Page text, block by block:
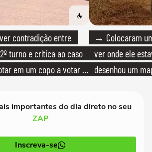
contradição entre
turno e crítica ao caso
em um copo a votar no
→ Colocaram
ver onde ele
desenhou um
importantes do dia direto no seu
ZAP
Inscreva-se